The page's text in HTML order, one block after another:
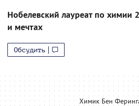
Нобелевский лауреат по химии
и мечтах
Обсудить
Химик Бен